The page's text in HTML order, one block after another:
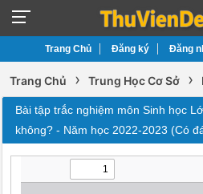
Trang Chủ Đăng ký Đăng
Trang Chủ › Trung Học Cơ Sở ›
Bài tập trắc nghiệm môn Sinh học
không? - Năm học 2022-2023 (Có